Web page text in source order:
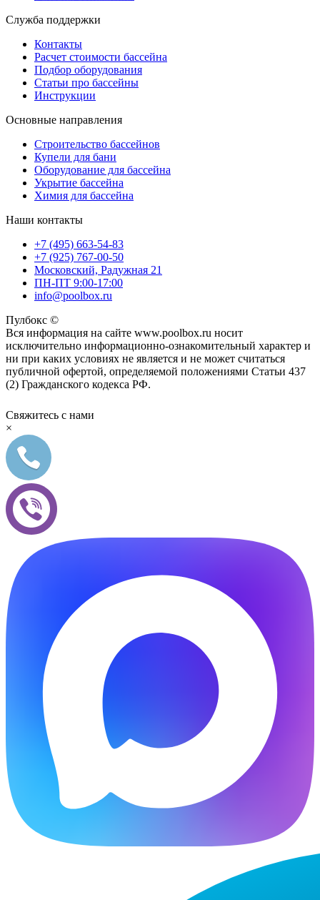
Служба поддержки
Контакты
Расчет стоимости бассейна
Подбор оборудования
Статьи про бассейны
Инструкции
Основные направления
Строительство бассейнов
Купели для бани
Оборудование для бассейна
Укрытие бассейна
Химия для бассейна
Наши контакты
+7 (495) 663-54-83
+7 (925) 767-00-50
Московский, Радужная 21
ПН-ПТ 9:00-17:00
info@poolbox.ru
Пулбокс ©
Вся информация на сайте www.poolbox.ru носит
исключительно информационно-ознакомительный характер и
ни при каких условиях не является и не может считаться
публичной офертой, определяемой положениями Статьи 437
(2) Гражданского кодекса РФ.
Свяжитесь с нами
×